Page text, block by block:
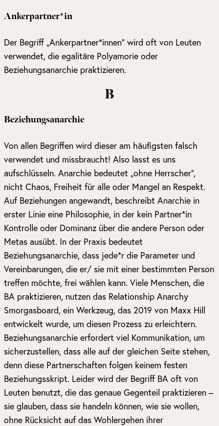
Ankerpartner*in
Der Begriff „Ankerpartner*innen“ wird oft von Leuten
verwendet, die egalitäre Polyamorie oder
Beziehungsanarchie praktizieren.
B
Beziehungsanarchie
Von allen Begriffen wird dieser am häufigsten falsch
verwendet und missbraucht! Also lasst es uns
aufschlüsseln. Anarchie bedeutet „ohne Herrscher“,
nicht Chaos, Freiheit für alle oder Mangel an Respekt.
Auf Beziehungen angewandt, beschreibt Anarchie in
erster Linie eine Philosophie, in der kein Partner*in
Kontrolle oder Dominanz über die andere Person oder
Metas ausübt. In der Praxis bedeutet
Beziehungsanarchie, dass jede*r die Parameter und
Vereinbarungen, die er/ sie mit einer bestimmten Person
treffen möchte, frei wählen kann. Viele Menschen, die
BA praktizieren, nutzen das Relationship Anarchy
Smorgasboard, ein Werkzeug, das 2019 von Maxx Hill
entwickelt wurde, um diesen Prozess zu erleichtern.
Beziehungsanarchie erfordert viel Kommunikation, um
sicherzustellen, dass alle auf der gleichen Seite stehen,
denn diese Partnerschaften folgen keinem festen
Beziehungsskript. Leider wird der Begriff BA oft von
Leuten benutzt, die das genaue Gegenteil praktizieren –
sie glauben, dass sie handeln können, wie sie wollen,
ohne Rücksicht auf das Wohlergehen ihrer